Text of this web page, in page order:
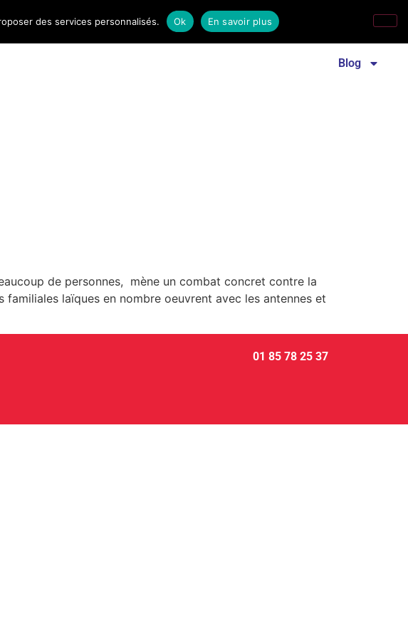
Consomag Revue familles laïques Communiqué de presse
Blog
de personnes, mène un combat concret contre la
laïques en nombre oeuvrent avec les antennes et
01 85 78 25 37
des services personnalisés. Ok En savoir plus